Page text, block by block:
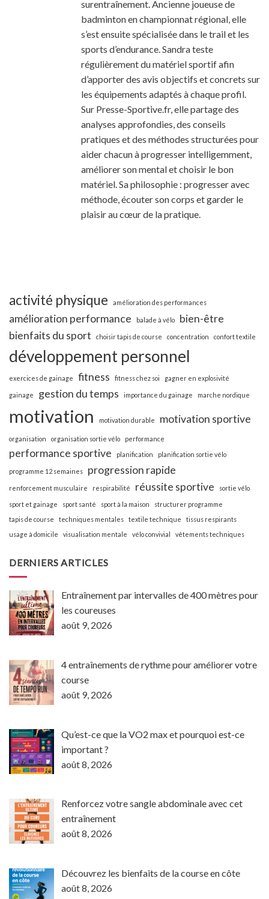
surentraînement. Ancienne joueuse de
badminton en championnat régional, elle
s’est ensuite spécialisée dans le trail et les
sports d’endurance. Sandra teste
régulièrement du matériel sportif afin
d’apporter des avis objectifs et concrets sur
les équipements adaptés à chaque profil.
Sur Presse-Sportive.fr, elle partage des
analyses approfondies, des conseils
pratiques et des méthodes structurées pour
aider chacun à progresser intelligemment,
améliorer son mental et choisir le bon
matériel. Sa philosophie : progresser avec
méthode, écouter son corps et garder le
plaisir au cœur de la pratique.
activité physique amélioration des performances
amélioration performance balade à vélo
bien-être
bienfaits du sport
choisir tapis de course concentration confort textile
développement personnel
exercices de gainage fitness fitness chez soi gagner en explosivité
gainage gestion du temps importance du gainage marche nordique
motivation motivation durable motivation sportive
organisation organisation sortie vélo performance
performance sportive planification planification sortie vélo
programme 12 semaines progression rapide
renforcement musculaire respirabilité réussite sportive sortie vélo
sport et gainage sport santé sport à la maison
structurer programme
tapis de course
techniques mentales textile technique
tissus respirants
usage à domicile
visualisation mentale vélo convivial vêtements techniques
DERNIERS ARTICLES
Entraînement par intervalles de 400 mètres pour
les coureuses
août 9, 2026
4 entraînements de rythme pour améliorer votre
course
août 9, 2026
Qu’est-ce que la VO2 max et pourquoi est-ce
important ?
août 8, 2026
Renforcez votre sangle abdominale avec cet
entraînement
août 8, 2026
Découvrez les bienfaits de la course en côte
août 8, 2026